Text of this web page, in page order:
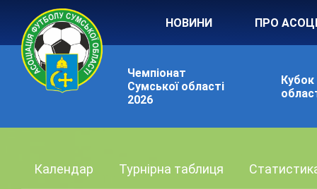
НОВИНИ ПРО
Чемпіонат
Сумської області
2026
Кубок
Календар Турнірна таблиця